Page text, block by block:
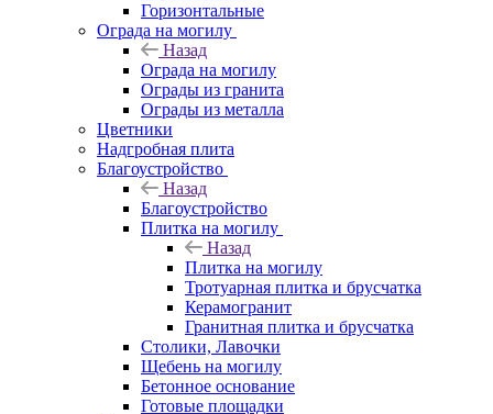
Горизонтальные
Ограда на могилу
Назад
Ограда на могилу
Ограды из гранита
Ограды из металла
Цветники
Надгробная плита
Благоустройство
Назад
Благоустройство
Плитка на могилу
Назад
Плитка на могилу
Тротуарная плитка и брусчатка
Керамогранит
Гранитная плитка и брусчатка
Столики, Лавочки
Щебень на могилу
Бетонное основание
Готовые площадки